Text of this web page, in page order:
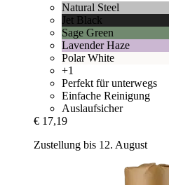
Natural Steel
Jet Black
Sage Green
Lavender Haze
Polar White
+1
Perfekt für unterwegs
Einfache Reinigung
Auslaufsicher
€ 17,19
Zustellung bis 12. August